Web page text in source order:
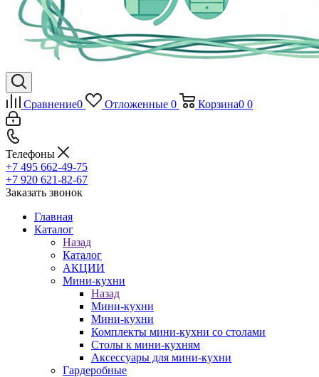
Сравнение0 Отложенные 0 Корзина0 0
Телефоны
+7 495 662-49-75
+7 920 621-82-67
Заказать звонок
Главная
Каталог
Назад
Каталог
АКЦИИ
Мини-кухни
Назад
Мини-кухни
Мини-кухни
Комплекты мини-кухни со столами
Столы к мини-кухням
Аксессуары для мини-кухни
Гардеробные